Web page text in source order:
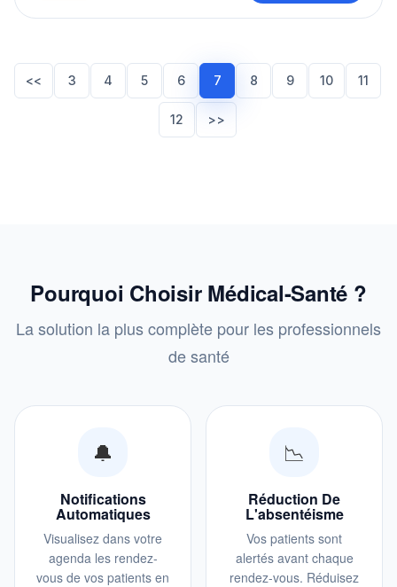
<< 3 4 5 6 7 8 9 10 11
12 >>
Pourquoi Choisir Médical-Santé ?
La solution la plus complète pour les professionnels
de santé
🔔
Notifications
Automatiques
Visualisez dans votre
agenda les rendez-
vous de vos patients en
📉
Réduction De
L'absentéisme
Vos patients sont
alertés avant chaque
rendez-vous. Réduisez